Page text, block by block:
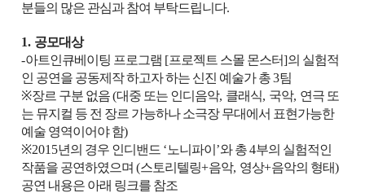
분들의 많은 관심과 참여 부탁드립니다.
1. 공모대상
-아트인큐베이팅 프로그램 [프로젝트 스몰 몬스터]의 실험적
인 공연을 공동제작 하고자 하는 신진 예술가 총3팀
※장르 구분 없음(대중 또는 인디음악, 클래식, 국악, 연극 또
는 뮤지컬 등 전 장르 가능하나 소극장 무대에서 표현가능한
예술 영역이어야 함)
※2015년의 경우 인디밴드 ‘ 노니파이 ’와 총4부의 실험적인
작품을 공연하였으며(스토리텔링+음악, 영상+음악의 형태)
공연 내용은 아래 링크를 참조